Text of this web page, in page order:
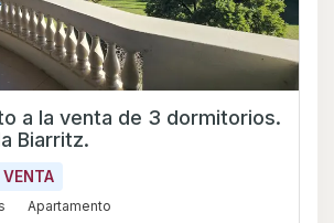
a la venta de 3 dormitorios.
Biarritz.
VENTA
Apartamento